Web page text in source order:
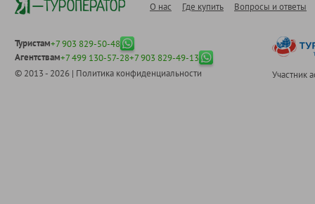
О нас Где купить Вопросы и ответы
Туристам+7 903 829-50-48
Агентствам+7 499 130-57-28+7 903 829-49-13
© 2013 - 2026 | Политика конфиденциальности Участник